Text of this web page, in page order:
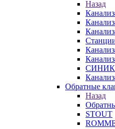
Назад
Обратные
Назад
STOUT